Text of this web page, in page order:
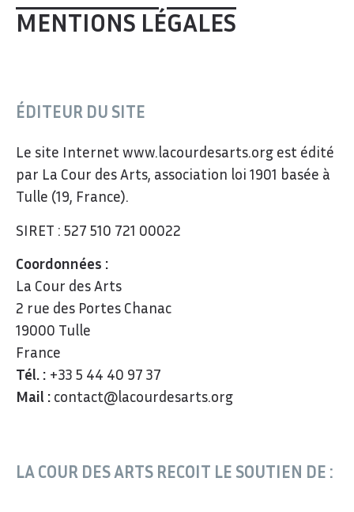
MENTIONS LÉGALES
ÉDITEUR DU SITE
Le site Internet www.lacourdesarts.org est édité
par La Cour des Arts, association loi 1901 basée à
Tulle (19, France).
SIRET : 527 510 721 00022
Coordonnées :
La Cour des Arts
2 rue des Portes Chanac
19000 Tulle
France
Tél. : +33 5 44 40 97 37
Mail : contact@lacourdesarts.org
LA COUR DES ARTS RECOIT LE SOUTIEN DE :